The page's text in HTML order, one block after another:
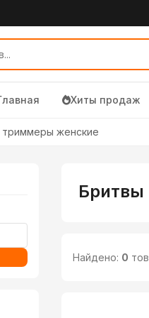
товаров
Хиты продаж
триммеры женские
Найдено: 0